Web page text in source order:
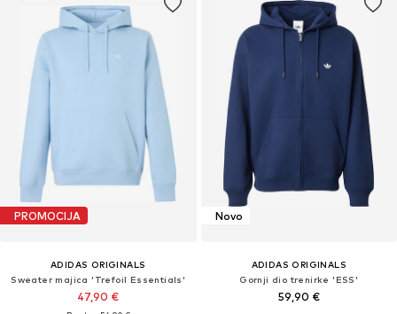
PROMOCIJA
ADIDAS ORIGINALS
Sweater majica 'Trefoil Essentials'
47,90 €
Novo
ADIDAS ORIGINALS
Gornji dio trenirke 'ESS'
59,90 €